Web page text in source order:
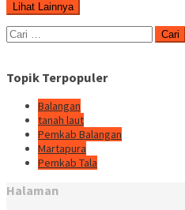
Lihat Lainnya
Cari
untuk:
Topik Terpopuler
Balangan
tanah laut
Pemkab Balangan
Martapura
Pemkab Tala
Halaman